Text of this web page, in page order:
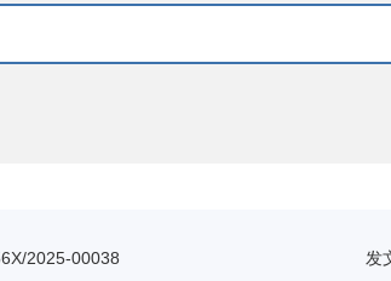
2025-00038
发